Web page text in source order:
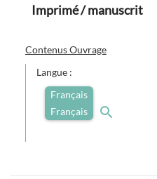
Imprimé / manuscrit
Contenus Ouvrage
Langue :
Français
Français